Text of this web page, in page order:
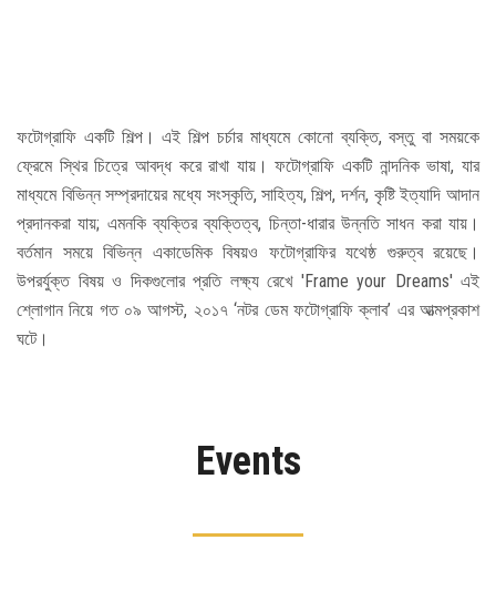
ফটোগ্রাফি একটি শিল্প। এই শিল্প চর্চার মাধ্যমে কোনো ব্যক্তি, বস্তু বা সময়কে
ফ্রেমে স্থির চিত্রে আবদ্ধ করে রাখা যায়। ফটোগ্রাফি একটি নান্দনিক ভাষা, যার
মাধ্যমে বিভিন্ন সম্প্রদায়ের মধ্যে সংস্কৃতি, সাহিত্য, শিল্প, দর্শন, কৃষ্টি ইত্যাদি আদান
প্রদানকরা যায়; এমনকি ব্যক্তির ব্যক্তিত্ব, চিন্তা-ধারার উন্নতি সাধন করা যায়।
বর্তমান সময়ে বিভিন্ন একাডেমিক বিষয়ও ফটোগ্রাফির যথেষ্ঠ গুরুত্ব রয়েছে।
উপরর্যুক্ত বিষয় ও দিকগুলোর প্রতি লক্ষ্য রেখে 'Frame your Dreams' এই
শ্লোগান নিয়ে গত ০৯ আগস্ট, ২০১৭ ‘নটর ডেম ফটোগ্রাফি ক্লাব’ এর আত্মপ্রকাশ
ঘটে।
Events